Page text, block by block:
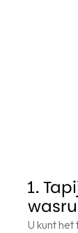
1.
U kunt